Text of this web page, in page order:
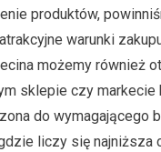
produktów,
warunki
możemy również
sklepie czy markecie
do wymagającego
liczy się